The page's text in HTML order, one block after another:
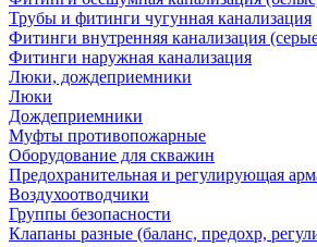
Трубы и фитинги чугунная канализация
Фитинги внутренняя канализация
Фитинги наружная канализация
Люки, дождеприемники
Люки
Дождеприемники
Муфты противопожарные
Оборудование для скважин
Предохранительная и регулирующая
Воздухоотводчики
Группы безопасности
Клапаны разные (баланс, предохр,